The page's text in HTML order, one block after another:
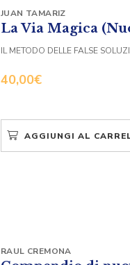
La Via Magica
40,00€
JUAN TAMARIZ
IL METODO DELLE FALSE
AGGIUNGI AL
RAUL CREMONA